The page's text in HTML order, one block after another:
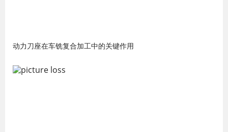
动力刀座在车铣复合加工中的关键作用